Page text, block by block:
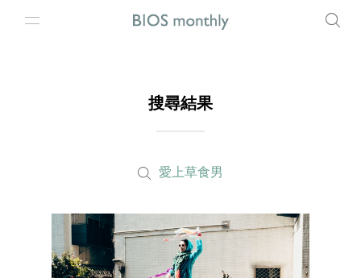
搜尋結果
愛上草食男